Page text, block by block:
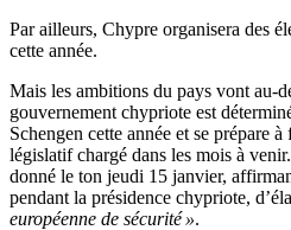
Par ailleurs, Chypre organisera des
cette année.
Mais les ambitions du pays vont au-
gouvernement chypriote est
Schengen cette année et se prépare
législatif chargé dans les mois à
donné le ton jeudi 15 janvier,
pendant la présidence chypriote,
européenne de sécurité ».